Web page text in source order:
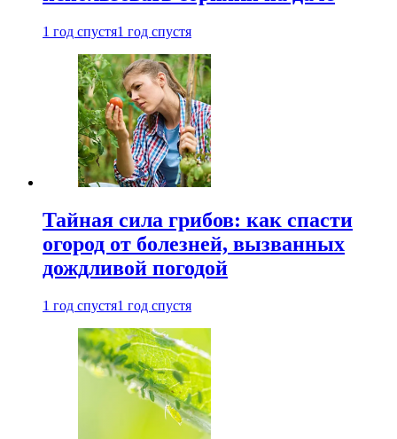
1 год спустя1 год спустя
Тайная сила грибов: как спасти
огород от болезней, вызванных
дождливой погодой
1 год спустя1 год спустя